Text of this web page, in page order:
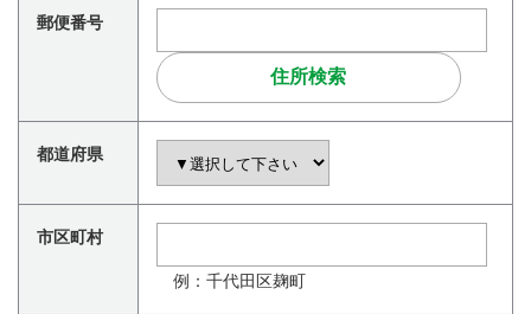
郵便番号
都道府県
市区町村
例：千代田区麹町